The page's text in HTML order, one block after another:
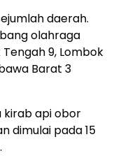
daerah.
olahraga
9, Lombok
Barat 3
kirab api obor
dimulai pada 15